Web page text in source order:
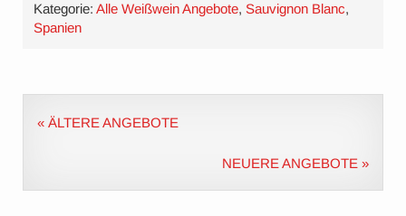
Kategorie:Alle Weißwein Angebote,Sauvignon Blanc,
Spanien
« ÄLTERE ANGEBOTE
NEUERE ANGEBOTE »